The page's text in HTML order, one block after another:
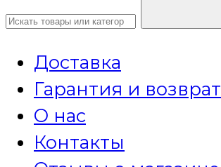
Доставка
Гарантия и возврат
О нас
Контакты